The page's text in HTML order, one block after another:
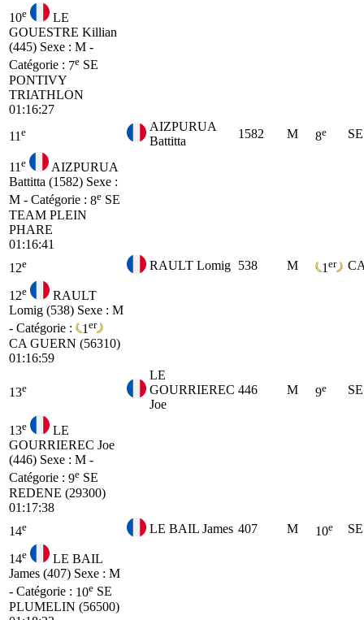
10e
LE
GOUESTRE Killian
(445) Sexe : M -
Catégorie : 7e SE
PONTIVY
TRIATHLON
01:16:27
11 e
AIZPURUA
Battitta
1582 M 8e SE
11 e
AIZPURUA
Battitta (1582) Sexe :
M - Catégorie : 8e SE
TEAM PLEIN
PHARE
01:16:41
12e RAULT Lomig 538 M 1 er
12e
RAULT
Lomig (538) Sexe : M
- Catégorie :
1 er
CA GUERN (56310)
01:16:59
13e
LE
GOURRIEREC
Joe
446 M 9e SE
13e
LE
GOURRIEREC Joe
(446) Sexe : M -
Catégorie : 9e SE
REDENE (29300)
01:17:38
14e LE BAIL James 407 M 10e SE
14e
LE BAIL
James (407) Sexe : M
- Catégorie : 10e SE
PLUMELIN (56500)